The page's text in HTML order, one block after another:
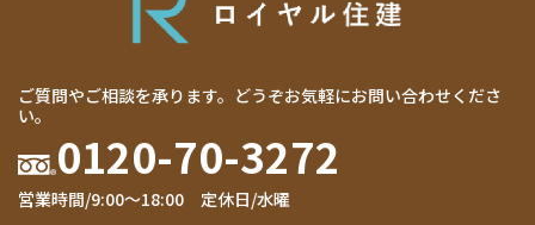
ご質問やご相談を承ります。どうぞお気軽にお問い合わせくださ
い。
0120-70-3272
営業時間/9:00～18:00 定休日/水曜